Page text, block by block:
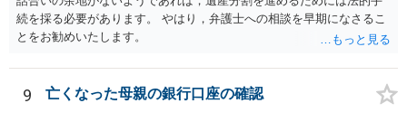
続を採る必要があります。 やはり，弁護士への相談を早期になさるこ
とをお勧めいたします。
9 亡くなった母親の銀行口座の確認